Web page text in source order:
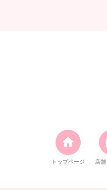
トップページ 店